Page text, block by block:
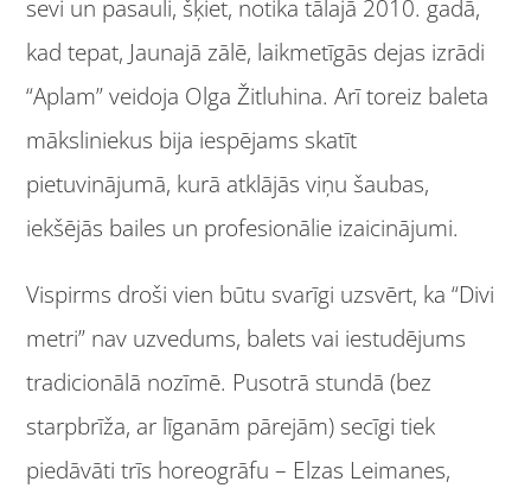
sevi un pasauli, šķiet, notika tālajā 2010. gadā,
kad tepat, Jaunajā zālē, laikmetīgās dejas izrādi
“Aplam” veidoja Olga Žitluhina. Arī toreiz baleta
māksliniekus bija iespējams skatīt
pietuvinājumā, kurā atklājās viņu šaubas,
iekšējās bailes un profesionālie izaicinājumi.
Vispirms droši vien būtu svarīgi uzsvērt, ka “Divi
metri” nav uzvedums, balets vai iestudējums
tradicionālā nozīmē. Pusotrā stundā (bez
starpbrīža, ar līganām pārejām) secīgi tiek
piedāvāti trīs horeogrāfu – Elzas Leimanes,